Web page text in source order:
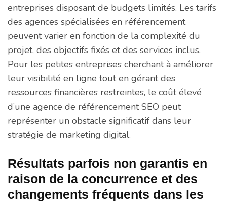
entreprises disposant de budgets limités. Les tarifs
des agences spécialisées en référencement
peuvent varier en fonction de la complexité du
projet, des objectifs fixés et des services inclus.
Pour les petites entreprises cherchant à améliorer
leur visibilité en ligne tout en gérant des
ressources financières restreintes, le coût élevé
d’une agence de référencement SEO peut
représenter un obstacle significatif dans leur
stratégie de marketing digital.
Résultats parfois non garantis en
raison de la concurrence et des
changements fréquents dans les